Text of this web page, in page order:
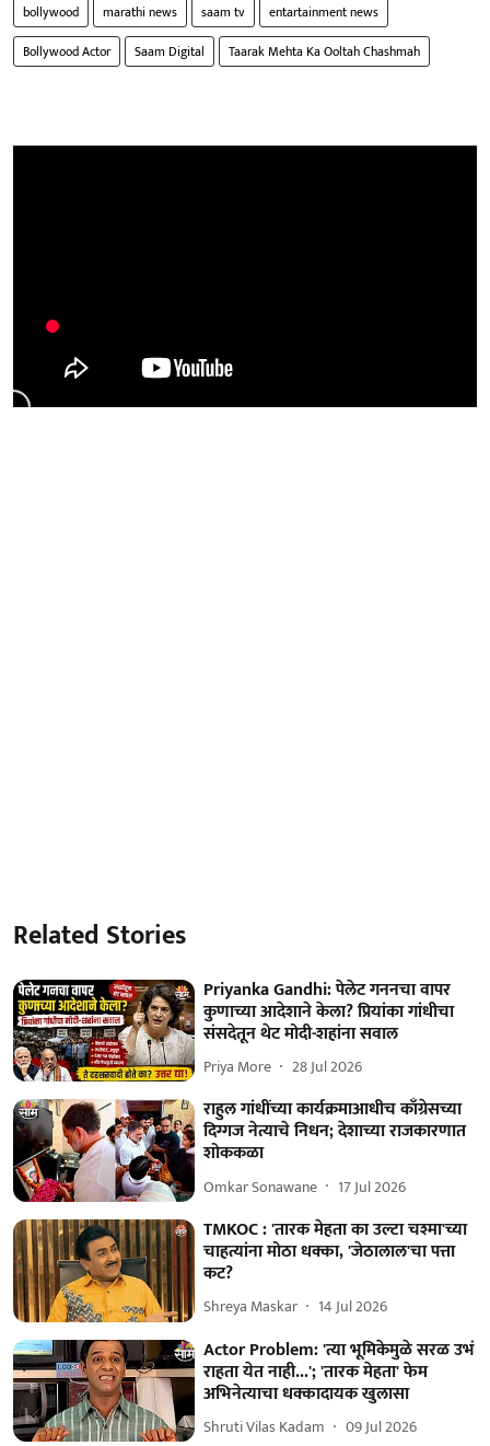
bollywood marathi news saam tv
entartainment news
Bollywood Actor
Saam Digital Taarak Mehta Ka Ooltah Chashmah
Related Stories
Priyanka Gandhi: पेलेट गननचा वापर
कुणाच्या आदेशाने केला? प्रियांका गांधीचा
संसदेतून थेट मोदी-शहांना सवाल
Priya More 28 Jul 2026
राहुल गांधींच्या कार्यक्रमाआधीच काँग्रेसच्या
दिग्गज नेत्याचे निधन; देशाच्या राजकारणात
शोककळा
Omkar Sonawane 17 Jul 2026
TMKOC : 'तारक मेहता का उल्टा चश्मा'च्या
चाहत्यांना मोठा धक्का, 'जेठालाल'चा पत्ता
कट?
Shreya Maskar 14 Jul 2026
Actor Problem: 'त्या भूमिकेमुळे सरळ उभं
राहता येत नाही...'; 'तारक मेहता' फेम
अभिनेत्याचा धक्कादायक खुलासा
Shruti Vilas Kadam 09 Jul 2026